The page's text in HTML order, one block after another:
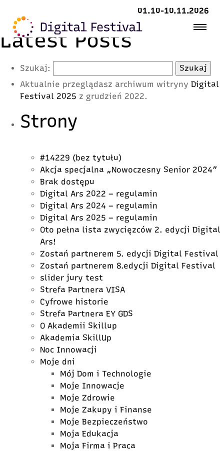
01.10-10.11.2026
Latest Posts
Szukaj:
Aktualnie przeglądasz archiwum witryny Digital
Festival 2025 z grudzień 2022.
Strony
#14229 (bez tytułu)
Akcja specjalna „Nowoczesny Senior 2024”
Brak dostępu
Digital Ars 2022 – regulamin
Digital Ars 2024 – regulamin
Digital Ars 2025 – regulamin
Oto pełna lista zwycięzców 2. edycji Digital
Ars!
Zostań partnerem 5. edycji Digital Festival
Zostań partnerem 8.edycji Digital Festival
slider jury test
Strefa Partnera VISA
Cyfrowe historie
Strefa Partnera EY GDS
O Akademii Skillup
Akademia SkillUp
Noc Innowacji
Moje dni
Mój Dom i Technologie
Moje Innowacje
Moje Zdrowie
Moje Zakupy i Finanse
Moje Bezpieczeństwo
Moja Edukacja
Moja Firma i Praca